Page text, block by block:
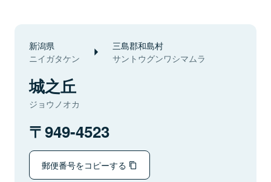
新潟県
ニイガタケン
三島郡和島村
サントウグンワシマムラ
城之丘
ジョウノオカ
949-4523
郵便番号をコピーする